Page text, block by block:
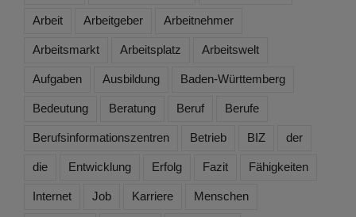
Arbeit Arbeitgeber Arbeitnehmer
Arbeitsmarkt Arbeitsplatz Arbeitswelt
Aufgaben Ausbildung Baden-Württemberg
Bedeutung Beratung Beruf Berufe
Berufsinformationszentren Betrieb BIZ der
die Entwicklung Erfolg Fazit Fähigkeiten
Internet Job Karriere Menschen